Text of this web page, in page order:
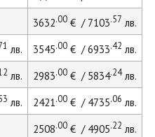
3632.00€ / 7103.57 лв.
лв. 3545.00€ / 6933.42 лв.
лв. 2983.00€ / 5834.24лв.
лв. 2421.00€ / 4735.06 лв.
2508.00€ / 4905.22 лв.